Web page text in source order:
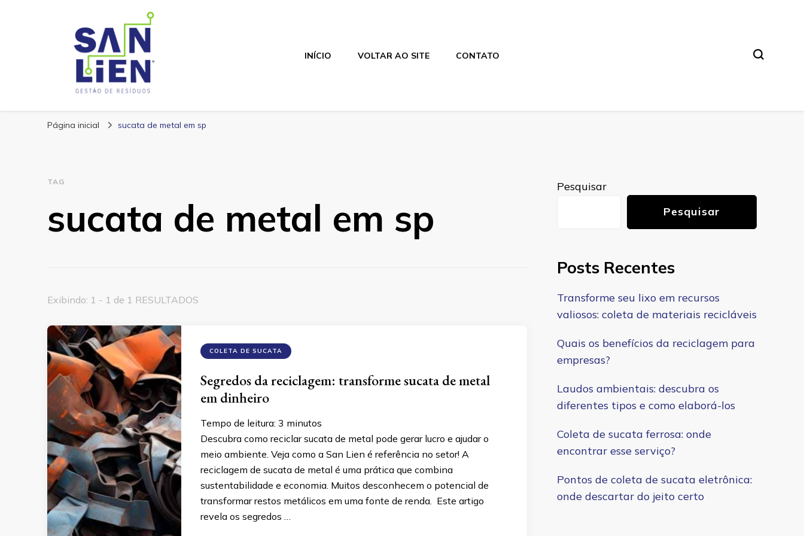
San Lien
INÍCIO VOLTAR AO SITE CONTATO
Página inicial sucata de metal em sp
TAG
sucata de metal em sp
Exibindo: 1 - 1 de 1 RESULTADOS
COLETA DE SUCATA
Segredos da reciclagem: transforme sucata de metal
em dinheiro
Tempo de leitura: 3 minutos
Descubra como reciclar sucata de metal pode gerar lucro e ajudar o
meio ambiente. Veja como a San Lien é referência no setor! A
reciclagem de sucata de metal é uma prática que combina
sustentabilidade e economia. Muitos desconhecem o potencial de
transformar restos metálicos em uma fonte de renda. Este artigo
revela os segredos …
Pesquisar
Pesquisar
Posts Recentes
Transforme seu lixo em recursos
valiosos: coleta de materiais recicláveis
Quais os benefícios da reciclagem para
empresas?
Laudos ambientais: descubra os
diferentes tipos e como elaborá-los
Coleta de sucata ferrosa: onde
encontrar esse serviço?
Pontos de coleta de sucata eletrônica:
onde descartar do jeito certo